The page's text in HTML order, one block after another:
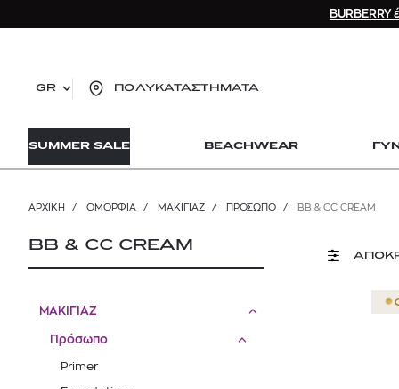
GR ΠΟΛΥΚΑΤΑΣΤΗΜΑΤΑ
SUMMER SALE BEACHWEAR
ΑΡΧΙΚΉ / ΟΜΟΡΦΙΑ / ΜΑΚΙΓΙΑΖ / ΠΡΌΣΩΠΟ / BB & CC CREAM
BB & CC CREAM
ΜΑΚΙΓΙΑΖ
Πρόσωπο
Primer